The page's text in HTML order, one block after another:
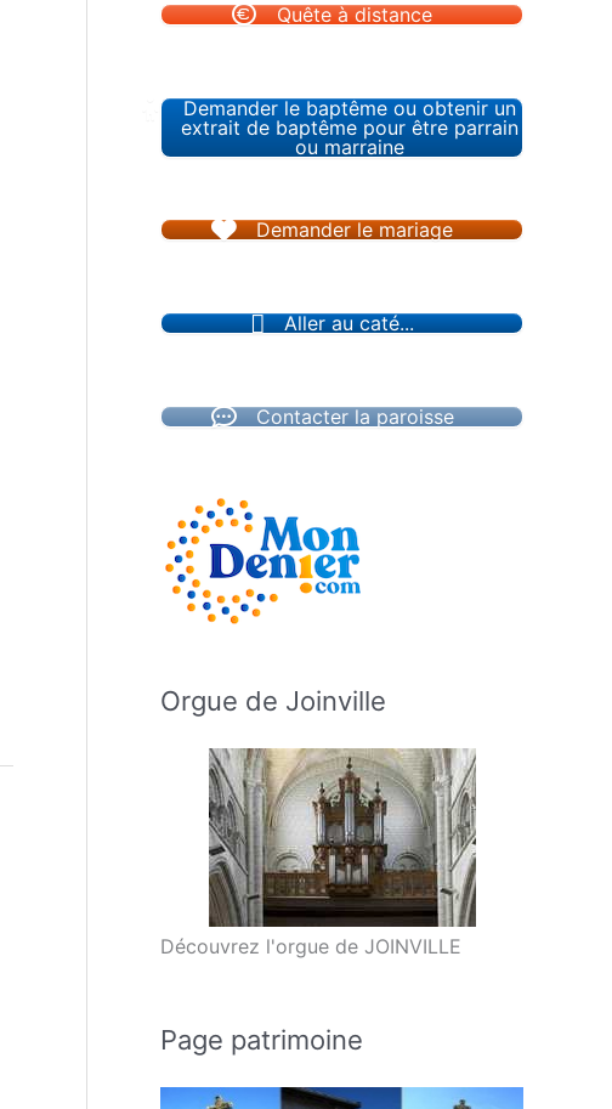
Quête à distance
Demander le baptême ou obtenir un
extrait de baptême pour être parrain
ou marraine
Demander le mariage
Aller au caté...
Contacter la paroisse
Orgue de Joinville
Découvrez l'orgue de JOINVILLE
Page patrimoine